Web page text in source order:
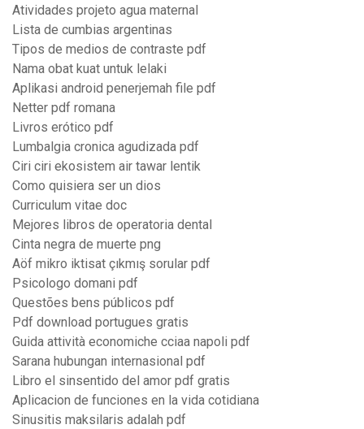
Atividades projeto agua maternal
Lista de cumbias argentinas
Tipos de medios de contraste pdf
Nama obat kuat untuk lelaki
Aplikasi android penerjemah file pdf
Netter pdf romana
Livros erótico pdf
Lumbalgia cronica agudizada pdf
Ciri ciri ekosistem air tawar lentik
Como quisiera ser un dios
Curriculum vitae doc
Mejores libros de operatoria dental
Cinta negra de muerte png
Aöf mikro iktisat çıkmış sorular pdf
Psicologo domani pdf
Questões bens públicos pdf
Pdf download portugues gratis
Guida attività economiche cciaa napoli pdf
Sarana hubungan internasional pdf
Libro el sinsentido del amor pdf gratis
Aplicacion de funciones en la vida cotidiana
Sinusitis maksilaris adalah pdf